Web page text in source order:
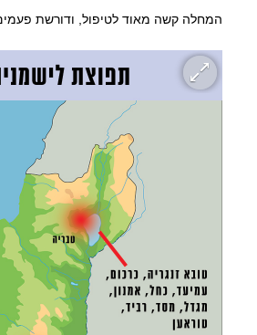
המחלה קשה מאוד לטיפול, ודורשת פעמים